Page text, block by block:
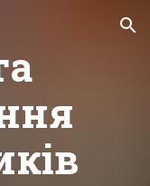
Skip to navigation